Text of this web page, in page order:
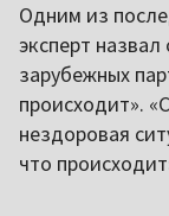
Одним из
эксперт
зарубежных
происходит».
нездоровая
что